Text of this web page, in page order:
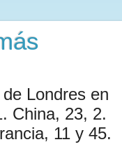
Londres en
China, 23, 2.
11 y 45.